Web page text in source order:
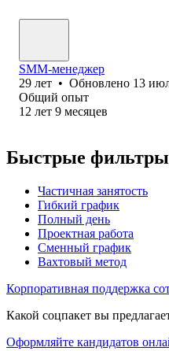
SMM-менеджер
29 лет • Обновлено 13
Общий опыт
12 лет 9 месяцев
Быстрые фильтры
Частичная занятость
Гибкий график
Полный день
Проектная работа
Сменный график
Вахтовый метод
Корпоративная поддержка
Какой соцпакет вы
Оформляйте кандидатов